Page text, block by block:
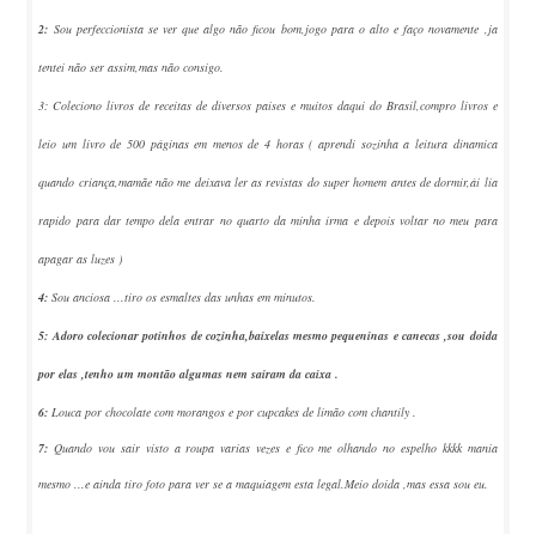
2: Sou perfeccionista se ver que algo não ficou bom,jogo para o alto e faço novamente ,ja
tentei não ser assim,mas não consigo
3:Coleciono livros de receitas de diversos paises e muitos daqui do Brasil,compro livros e
leio um livro de 500 páginas em menos de 4 horas ( aprendi sozinha a leitura dinamica
quando criança,mamãe não me deixava ler as revistas do super homem antes de dormir,ái lia
rapido para dar tempo dela entrar no quarto da minha irma e depois voltar no meu para
apagar as luzes )
4:Sou anciosa ...tiro os esmaltes das unhas em minutos.
5: Adoro colecionar potinhos de cozinha,baixelas mesmo pequeninas e canecas ,sou doida
por elas ,tenho um montão algumas nem sairam da caixa .
6: Louca por chocolate com morangos e por cupcakes de limão com chantily .
7: Quando vou sair visto a roupa varias vezes e fico me olhando no espelho kkkk mania
mesmo ...e ainda tiro foto para ver se a maquiagem esta legal.Meio doida ,mas essa sou eu.